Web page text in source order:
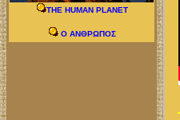
THE HUMAN PLANET
O ΑΝΘΡΩΠΟΣ